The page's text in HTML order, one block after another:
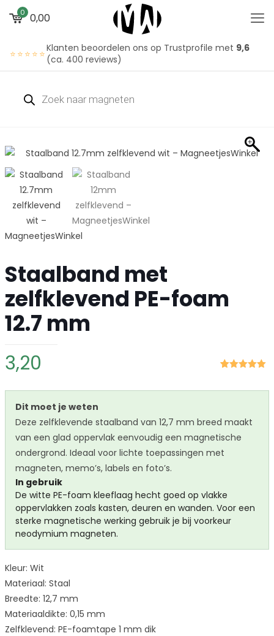
0 0,00
⭐⭐⭐⭐⭐Klanten beoordelen ons op Trustprofile met 9,6
(ca. 400 reviews)
Staalband met
zelfklevend PE-foam
12.7 mm
gebaseerd
3,20
Dit moet je weten
Deze zelfklevende staalband van 12,7 mm breed maakt
van een glad oppervlak eenvoudig een magnetische
ondergrond. Ideaal voor lichte toepassingen met
magneten, memo’s, labels en foto’s.
In gebruik
De witte PE-foam kleeflaag hecht goed op vlakke
oppervlakken zoals kasten, deuren en wanden. Voor een
sterke magnetische werking gebruik je bij voorkeur
neodymium magneten.
Kleur: Wit
Materiaal: Staal
Breedte: 12,7 mm
Materiaaldikte: 0,15 mm
Zelfklevend: PE-foamtape 1 mm dik